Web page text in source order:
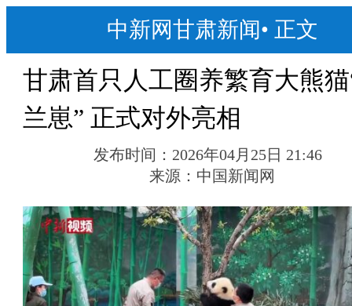
中新网甘肃新闻• 正文
甘肃首只人工圈养繁育大熊
兰崽” 正式对外亮相
发布时间： 2026年04月25日 21:46
来源： 中国新闻网